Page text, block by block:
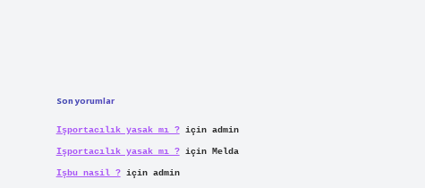
Son yorumlar
Işportacılık yasak mı ?için admin
Işportacılık yasak mı ?için Melda
Işbu nasil ?için admin